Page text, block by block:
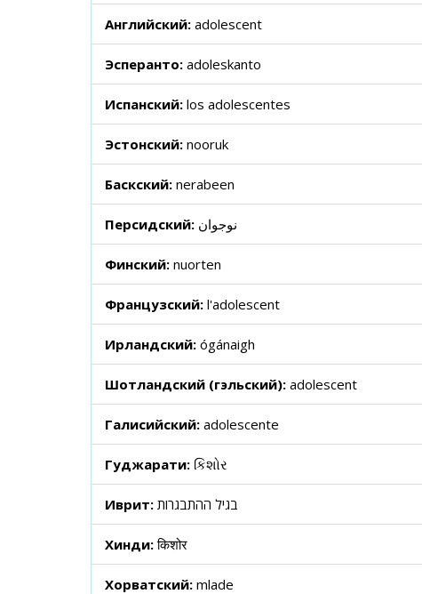
Английский: adolescent
Эсперанто: adoleskanto
Испанский: los adolescentes
Эстонский: nooruk
Баскский: nerabeen
Персидский: نوجوان
Финский: nuorten
Французский: l'adolescent
Ирландский: ógánaigh
Шотландский (гэльский): adolescent
Галисийский: adolescente
Гуджарати: કિશોર
Иврит: בגיל ההתבגרות
Хинди:किशोर
Хорватский: mlade